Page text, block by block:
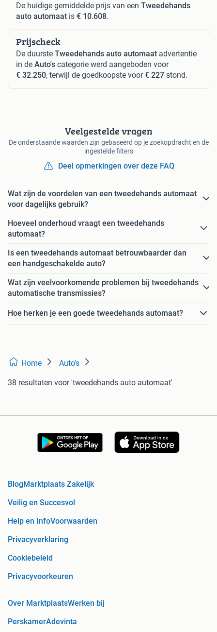
De huidige gemiddelde prijs van een Tweedehands
auto automaat is € 10.608.
Prijscheck
De duurste Tweedehands auto automaat advertentie
in de Auto's categorie werd aangeboden voor
€ 32.250, terwijl de goedkoopste voor€ 227 stond.
Veelgestelde vragen
De onderstaande waarden zijn gebaseerd op je zoekopdracht en de
ingestelde filters
Deel opmerkingen over deze FAQ
Wat zijn de voordelen van een tweedehands automaat
voor dagelijks gebruik?
Hoeveel onderhoud vraagt een tweedehands
automaat?
Is een tweedehands automaat betrouwbaarder dan
een handgeschakelde auto?
Wat zijn veelvoorkomende problemen bij tweedehands
automatische transmissies?
Hoe herken je een goede tweedehands automaat?
Home Auto's
38 resultaten voor 'tweedehands auto automaat'
BlogMarktplaats Zakelijk
Veilig en Succesvol
Help en InfoVoorwaarden
Privacyverklaring
Cookiebeleid
Privacyvoorkeuren
Over MarktplaatsWerken bij
PerskamerAdevinta